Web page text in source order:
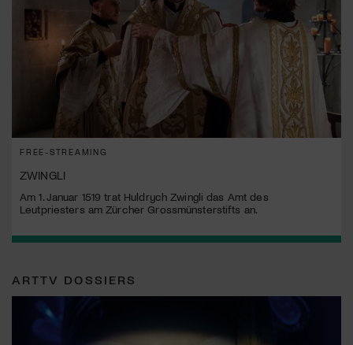
FREE-STREAMING
ZWINGLI
Am 1. Januar 1519 trat Huldrych Zwingli das Amt des
Leutpriesters am Zürcher Grossmünsterstifts an.
ARTTV DOSSIERS